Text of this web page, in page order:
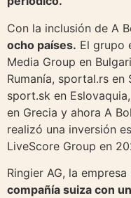
Con la inclusión de A
ocho países. El grupo
Media Group en
Rumanía, sportal.rs en
sport.sk en
en Grecia y ahora A
realizó una inversión
LiveScore Group en
Ringier AG, la
compañía suiza con